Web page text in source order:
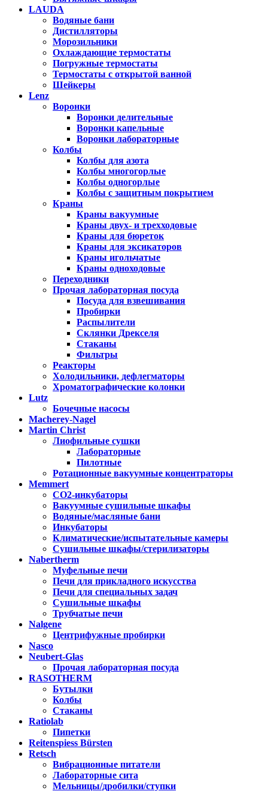
LAUDA
Водяные бани
Дистилляторы
Морозильники
Охлаждающие термостаты
Погружные термостаты
Термостаты с открытой ванной
Шейкеры
Lenz
Воронки
Воронки делительные
Воронки капельные
Воронки лабораторные
Колбы
Колбы для азота
Колбы многогорлые
Колбы одногорлые
Колбы с защитным покрытием
Краны
Краны вакуумные
Краны двух- и трехходовые
Краны для бюреток
Краны для эксикаторов
Краны игольчатые
Краны одноходовые
Переходники
Прочая лабораторная посуда
Посуда для взвешивания
Пробирки
Распылители
Склянки Дрекселя
Стаканы
Фильтры
Реакторы
Холодильники, дефлегматоры
Хроматографические колонки
Lutz
Бочечные насосы
Macherey-Nagel
Martin Christ
Лиофильные сушки
Лабораторные
Пилотные
Ротационные вакуумные концентраторы
Memmert
CO2-инкубаторы
Вакуумные сушильные шкафы
Водяные/масляные бани
Инкубаторы
Климатические/испытательные камеры
Сушильные шкафы/стерилизаторы
Nabertherm
Муфельные печи
Печи для прикладного искусства
Печи для специальных задач
Сушильные шкафы
Трубчатые печи
Nalgene
Центрифужные пробирки
Nasco
Neubert-Glas
Прочая лабораторная посуда
RASOTHERM
Бутылки
Колбы
Стаканы
Ratiolab
Пипетки
Reitenspiess Bürsten
Retsch
Вибрационные питатели
Лабораторные сита
Мельницы/дробилки/ступки